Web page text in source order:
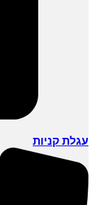
עגלת קניות